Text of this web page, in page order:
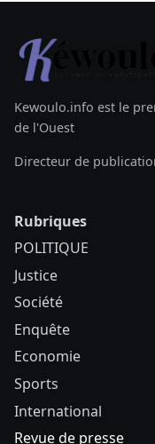
Kewoulo.info est le
de l'Ouest
Directeur de
Rubriques
POLITIQUE
Justice
Société
Enquête
Economie
Sports
International
Revue de presse